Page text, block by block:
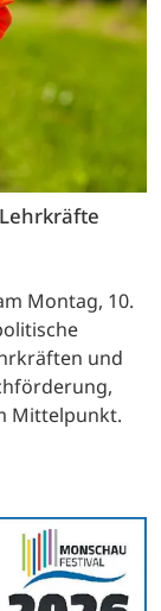
Montag, 10.
und
Mittelpunkt.